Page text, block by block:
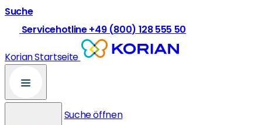
Suche
Servicehotline +49 (800) 128 555 50
Korian Startseite
Suche öffnen